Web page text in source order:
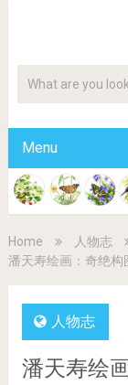
Menu
Home
人物志
潘天寿绘画：奇绝构
人物志
潘天寿绘